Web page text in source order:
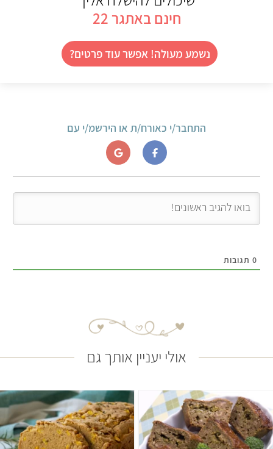
חינם באתגר 22
נשמע מעולה! אפשר עוד פרטים?
התחבר/י כאורח/ת או הירשמ/י עם
0 תגובות
אולי יעניין אותך גם